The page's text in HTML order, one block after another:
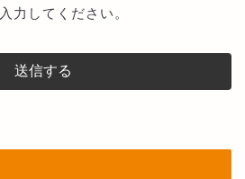
力してください。